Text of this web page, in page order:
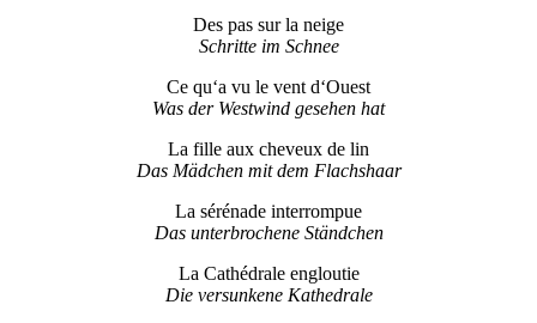
Des pas sur la neige
Schritte im Schnee
Ce qu‘a vu le vent d‘Ouest
Was der Westwind gesehen hat
La fille aux cheveux de lin
Das Mädchen mit dem Flachshaar
La sérénade interrompue
Das unterbrochene Ständchen
La Cathédrale engloutie
Die versunkene Kathedrale